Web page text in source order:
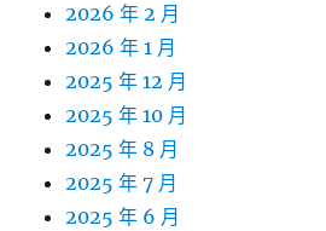
2026 年 2 月
2026 年 1 月
2025 年 12 月
2025 年 10 月
2025 年 8 月
2025 年 7 月
2025 年 6 月